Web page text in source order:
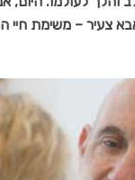
צעיר – משימת